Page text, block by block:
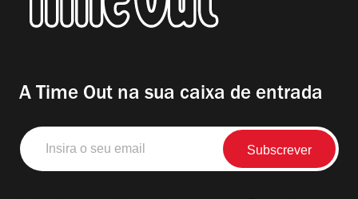
A Time Out na sua caixa de entrada
Insira
o
seu